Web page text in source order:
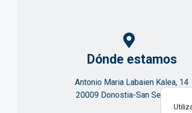
Dónde estamos
Antonio Maria Labaien Kalea, 14
20009 Donostia-San Sebastián